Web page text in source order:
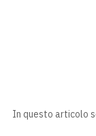
In questo articolo